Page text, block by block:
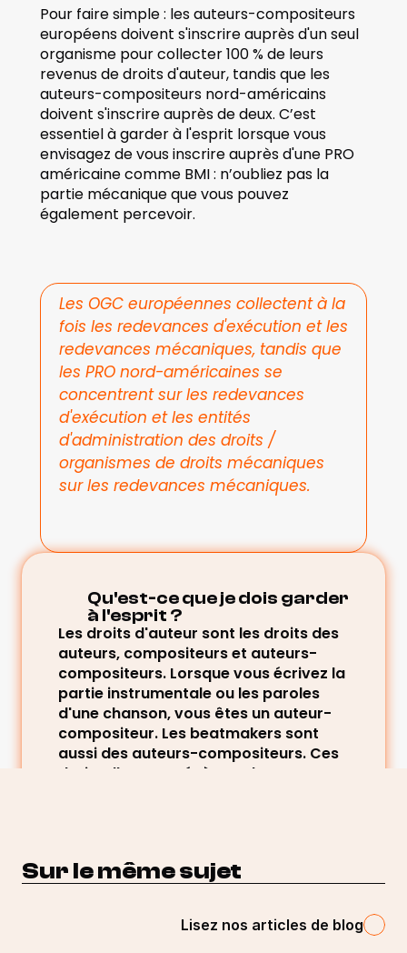
Pour faire simple : les auteurs-compositeurs
européens doivent s'inscrire auprès d'un seul
organisme pour collecter 100 % de leurs
revenus de droits d'auteur, tandis que les
auteurs-compositeurs nord-américains
doivent s'inscrire auprès de deux. C’est
essentiel à garder à l'esprit lorsque vous
envisagez de vous inscrire auprès d'une PRO
américaine comme BMI : n’oubliez pas la
partie mécanique que vous pouvez
également percevoir.
Les OGC européennes collectent à la
fois les redevances d'exécution et les
redevances mécaniques, tandis que
les PRO nord-américaines se
concentrent sur les redevances
d'exécution et les entités
d'administration des droits /
organismes de droits mécaniques
sur les redevances mécaniques.
Qu'est-ce que je dois garder
à l'esprit ?
Les droits d'auteur sont les droits des
auteurs, compositeurs et auteurs-
compositeurs. Lorsque vous écrivez la
partie instrumentale ou les paroles
d'une chanson, vous êtes un auteur-
compositeur. Les beatmakers sont
aussi des auteurs-compositeurs. Ces
droits d'auteur génèrent deux types
l'Amérique du Nord et l'Europe.
Sur le même sujet
Lisez nos articles de blog